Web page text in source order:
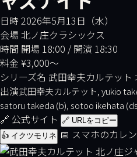
会場
エリア
出演者
イベンターの皆様へ
日時 2026年5月13日（水）
会場 北ノ庄クラシックス
時間 開場 18:00 / 開演 18:30
料金 ¥3,000〜
シリーズ名 武田幸夫カルテット
出演武田幸夫カルテット, yukio
satoru takeda (b), sotoo ikehata
🔗 公式サイト 🔗 URLをコピー
👍 イクツモリネ 📅 スマホのカレ